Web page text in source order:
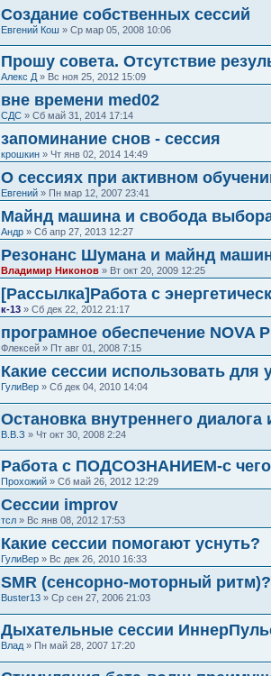
Создание собственных сессий
Евгений Кош » Ср мар 05, 2008 10:06
Прошу совета. Отсутствие
Алекс Д » Вс ноя 25, 2012 15:09
вне времени med02
СДС » Сб май 31, 2014 17:14
запоминание снов - сессия
крошкин » Чт янв 02, 2014 14:49
О сессиях при активном
Евгений » Пн мар 12, 2007 23:41
Майнд машина и свобода
Андр » Сб апр 27, 2013 12:27
Резонанс Шумана и майнд
Владимир Никонов » Вт окт 20, 2009 12:25
[Рассылка]Работа с
к-13 » Сб дек 22, 2012 21:17
програмное обеспечение NOVA
Флексей » Пт авг 01, 2008 7:15
Какие сессии использовать для
ГулиВер » Сб дек 04, 2010 14:04
Остановка внутреннего
В.В.З » Чт окт 30, 2008 2:24
Работа с ПОДСОЗНАНИЕМ-с чего
Прохожий » Сб май 26, 2012 12:29
Сессии improv
тсл » Вс янв 08, 2012 17:53
Какие сессии помогают уснуть?
ГулиВер » Вс дек 26, 2010 16:33
SMR (сенсорно-моторный ритм)?
Buster13 » Ср сен 27, 2006 21:03
Дыхательные сессии
Влад » Пн май 28, 2007 17:20